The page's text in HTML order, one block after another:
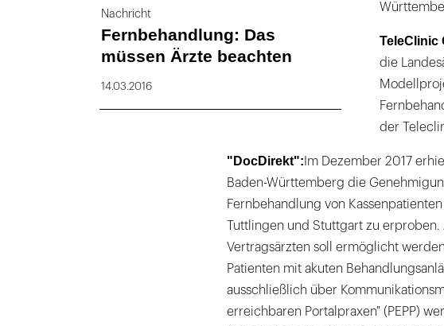
Nachricht
Fernbehandlung: Das
müssen Ärzte beachten
14.03.2016
TeleClinic
die
der
"DocDirekt": Im Dezember 2017
Baden-Württemberg die
Fernbehandlung von
Tuttlingen und Stuttgart zu
Vertragsärzten soll ermöglicht
Patienten mit akuten
ausschließlich über
erreichbaren Portalpraxen" (PEPP)